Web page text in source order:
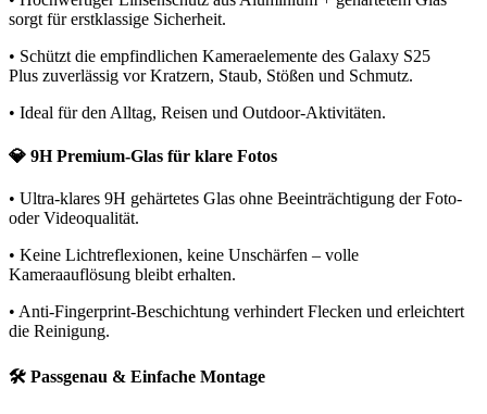
sorgt für erstklassige Sicherheit.
• Schützt die empfindlichen Kameraelemente des Galaxy S25
Plus zuverlässig vor Kratzern, Staub, Stößen und Schmutz.
• Ideal für den Alltag, Reisen und Outdoor-Aktivitäten.
💎 9H Premium-Glas für klare Fotos
• Ultra-klares 9H gehärtetes Glas ohne Beeinträchtigung der Foto-
oder Videoqualität.
• Keine Lichtreflexionen, keine Unschärfen – volle
Kameraauflösung bleibt erhalten.
• Anti-Fingerprint-Beschichtung verhindert Flecken und erleichtert
die Reinigung.
🛠️ Passgenau & Einfache Montage